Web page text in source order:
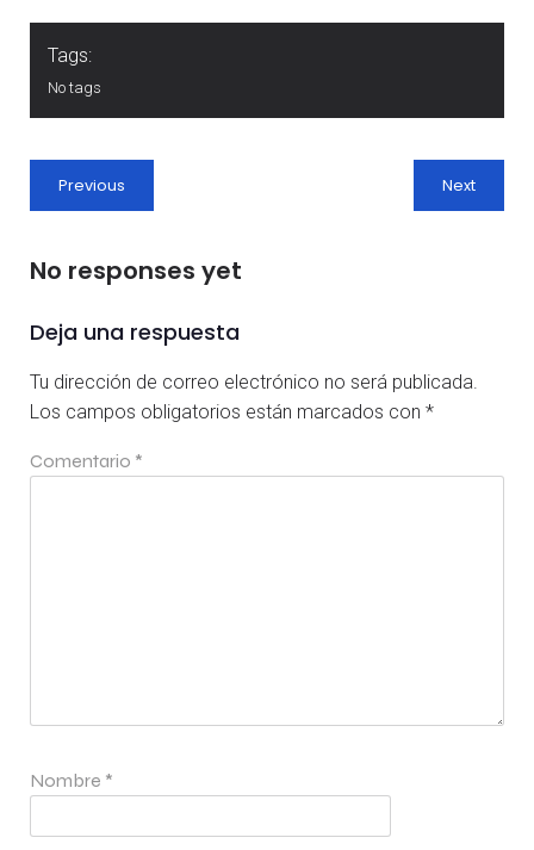
Tags:
No tags
Previous Next
No responses yet
Deja una respuesta
Tu dirección de correo electrónico no será publicada.
Los campos obligatorios están marcados con *
Comentario *
Nombre *